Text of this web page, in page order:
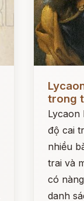
trong
Lycaon
độ cai
nhiều
trai và
có
danh